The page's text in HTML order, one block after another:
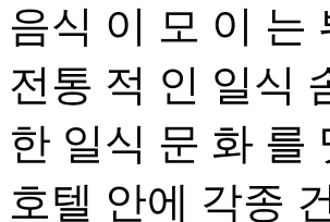
음식 이 모 이 는
전통 적 인 일식
한 일식 문 화 를
호텔 안에 각종